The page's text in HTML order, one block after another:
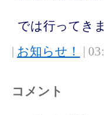
では行ってき
お知らせ！ |
コメント